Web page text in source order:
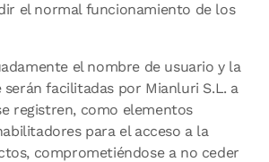
el normal funcionamiento de los
el nombre de usuario y la
facilitadas por Mianluri S.L. a
registren, como elementos
para el acceso a la
comprometiéndose a no ceder